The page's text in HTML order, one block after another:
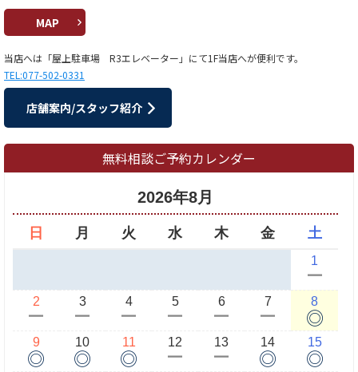
MAP
当店へは「屋上駐車場 R3エレベーター」にて1F当店へが便利です。
TEL:077-502-0331
店舗案内/スタッフ紹介
無料相談ご予約カレンダー
2026年8月
日 月 火 水 木 金 土
1
ー
2
ー
3
ー
4
ー
5
ー
6
ー
7
ー
8
◎
9
◎
10
◎
11
◎
12
ー
13
ー
14
◎
15
◎